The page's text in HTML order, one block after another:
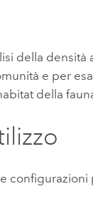
della densità
e per
della